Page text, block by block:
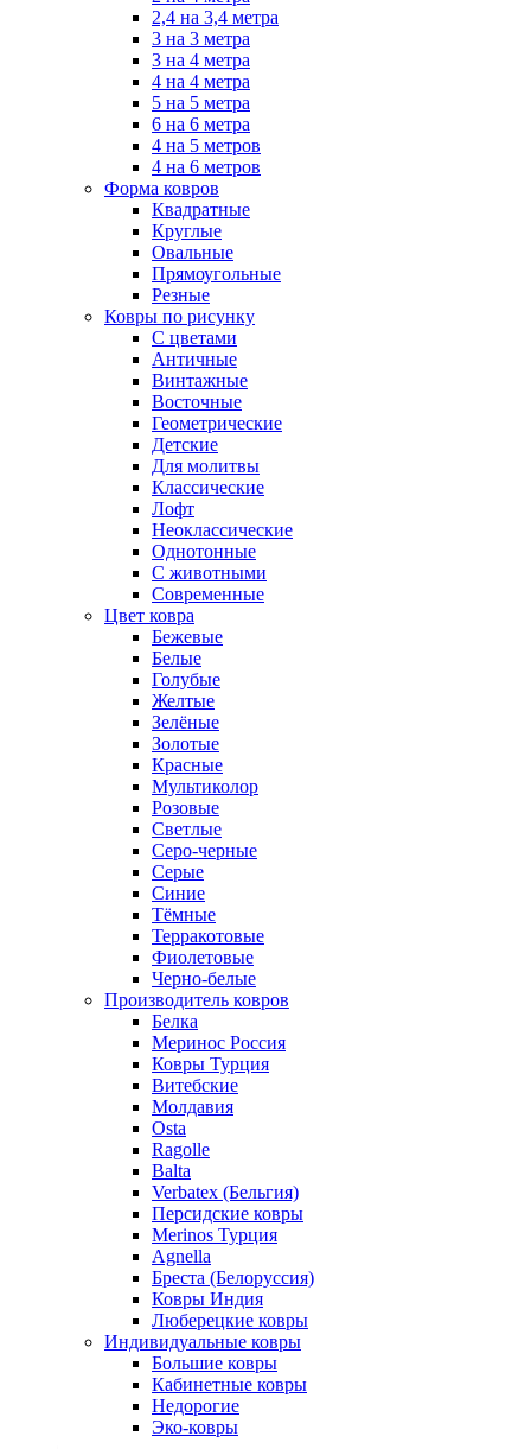
2,4 на 3,4 метра
3 на 3 метра
3 на 4 метра
4 на 4 метра
5 на 5 метра
6 на 6 метра
4 на 5 метров
4 на 6 метров
Форма ковров
Квадратные
Круглые
Овальные
Прямоугольные
Резные
Ковры по рисунку
C цветами
Античные
Винтажные
Восточные
Геометрические
Детские
Для молитвы
Классические
Лофт
Неоклассические
Однотонные
С животными
Современные
Цвет ковра
Бежевые
Белые
Голубые
Желтые
Зелёные
Золотые
Красные
Мультиколор
Розовые
Светлые
Серо-черные
Серые
Синие
Тёмные
Терракотовые
Фиолетовые
Черно-белые
Производитель ковров
Белка
Меринос Россия
Ковры Турция
Витебские
Молдавия
Osta
Ragolle
Balta
Verbatex (Бельгия)
Персидские ковры
Merinos Турция
Agnella
Бреста (Белоруссия)
Ковры Индия
Люберецкие ковры
Индивидуальные ковры
Большие ковры
Кабинетные ковры
Недорогие
Эко-ковры